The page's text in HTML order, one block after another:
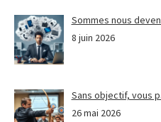
Sommes nous
8 juin 2026
Sans objectif, vous
26 mai 2026